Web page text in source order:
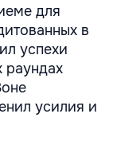
для
в
успехи
раундах
усилия и